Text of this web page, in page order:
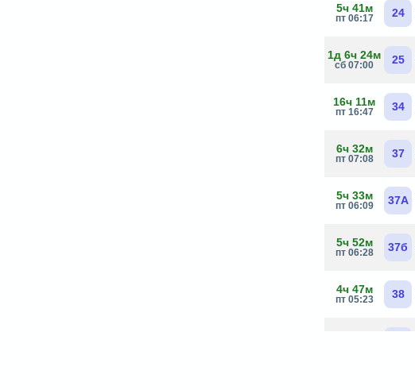
5ч 41м
пт 06:17 24
1д 6ч 24м
сб 07:00 25
16ч 11м
пт 16:47 34
6ч 32м
пт 07:08 37
5ч 33м
пт 06:09 37А
5ч 52м
пт 06:28 37б
4ч 47м
пт 05:23 38